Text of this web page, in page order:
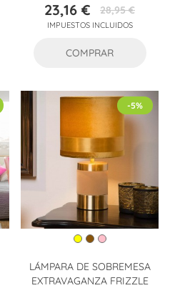
Precio
23,16 €Precio
base
28,95 €
IMPUESTOS INCLUIDOS
COMPRAR
LÁMPARA DE SOBREMESA
EXTRAVAGANZA FRIZZLE
-5%